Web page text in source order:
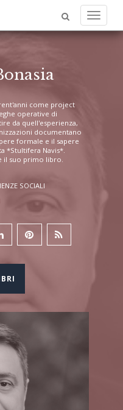
Menu
come project
operative di
da quell'esperienza,
documentano
formale e il sapere
*Stultifera Navis*.
il suo primo libro.
SOCIALI